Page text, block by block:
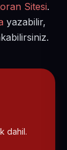
Sitesi.
yazabilir,
dahil.